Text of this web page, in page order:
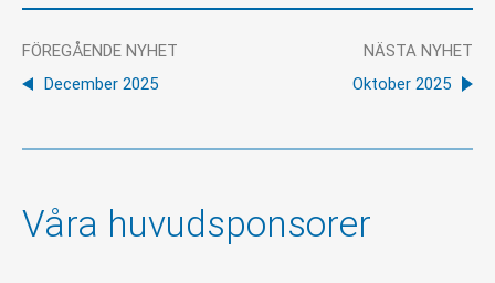
FÖREGÅENDE NYHET
December 2025
NÄSTA NYHET
Oktober 2025
Våra huvudsponsorer